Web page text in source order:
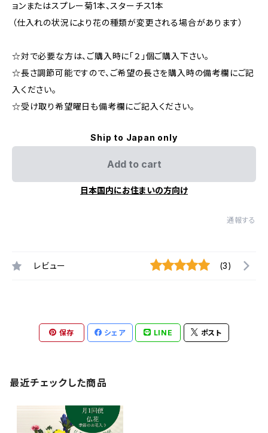
ョンまたはスプレー菊1本、スターチス1本
（仕入れの状況により花の種類が変更される場合があります）
☆対で必要な方は、ご購入時に「２」個ご購入下さい。
☆長さ調節可能ですので、ご希望の長さを購入時の備考欄にご記
入ください。
☆受け取り希望曜日も備考欄にご記入ください。
Ship to Japan only
Add to cart
日本国内にお住まいの方向け
通報する
レビュー (3)
保存 シェア LINE ポスト
最近チェックした商品